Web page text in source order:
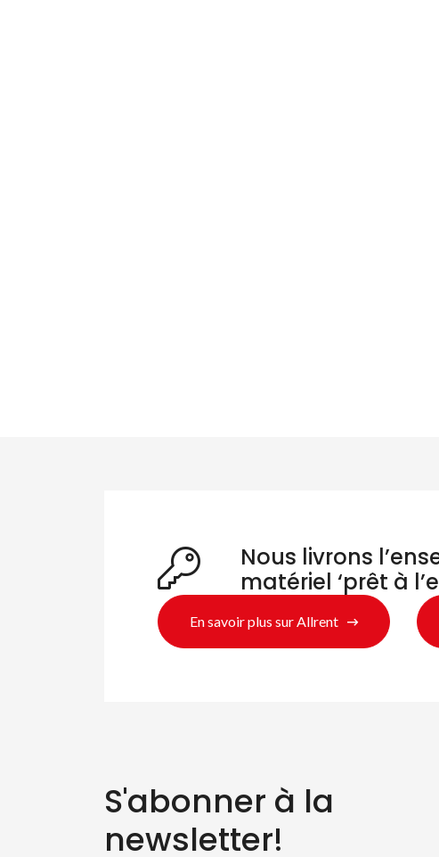
Nous livrons
matériel ‘prêt à
En savoir plus sur Allrent
S'abonner à la
newsletter!